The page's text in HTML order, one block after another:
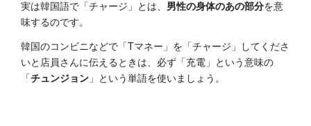
実は韓国語で「チャージ」とは、 男性の身体のあの部分を意
味するのです。
韓国のコンビニなどで「Tマネー」を「チャージ」してくださ
いと店員さんに伝えるときは、必ず「充電」という意味の
「チュンジョン 」という単語を使いましょう。